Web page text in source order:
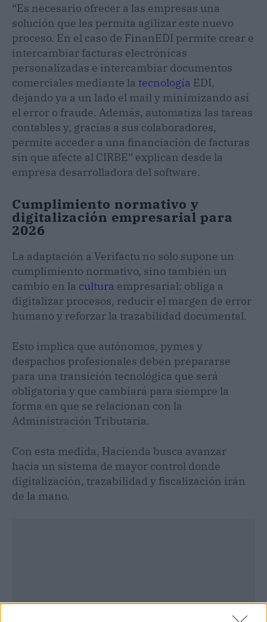
“Es necesario ofrecer a las empresas una
solución que les permita agilizar este nuevo
proceso. En el caso de FinanEDI permite crear e
intercambiar facturas electrónicas
personalizadas e intercambiar documentos
comerciales mediante la tecnología EDI,
dejando ya a un lado el mail y minimizando así
el error o fraude. Además, automatiza las tareas
contables y, gracias a sus colaboradores,
permite acceder a una financiación de facturas
sin que afecte al CIRBE” explican desde la
empresa desarrolladora del software.
Cumplimiento normativo y
digitalización empresarial para
2026
La adaptación a Verifactu no solo supone un
cumplimiento normativo, sino también un
cambio en la cultura empresarial: obliga a
digitalizar procesos, reducir el margen de error
humano y reforzar la trazabilidad documental.
Esto implica que autónomos, pymes y
despachos profesionales deben prepararse
para una transición tecnológica que será
obligatoria y que cambiará para siempre la
forma en que se relacionan con la
Administración Tributaria.
Con esta medida, Hacienda busca avanzar
hacia un sistema de mayor control donde
digitalización, trazabilidad y fiscalización irán
de la mano.